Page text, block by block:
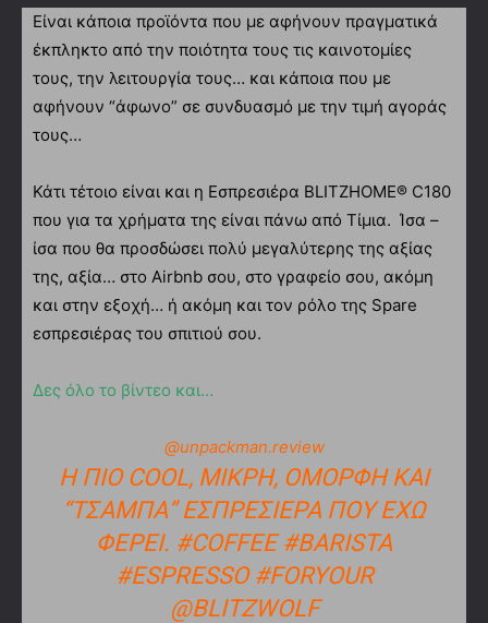
Είναι κάποια προϊόντα που με αφήνουν πραγματικά
έκπληκτο από την ποιότητα τους τις καινοτομίες
τους, την λειτουργία τους… και κάποια που με
αφήνουν “άφωνο” σε συνδυασμό με την τιμή αγοράς
τους…
Κάτι τέτοιο είναι και η Εσπρεσιέρα BLITZHOME® C180
που για τα χρήματα της είναι πάνω από Τίμια. Ίσα –
ίσα που θα προσδώσει πολύ μεγαλύτερης της αξίας
της, αξία… στο Airbnb σου, στο γραφείο σου, ακόμη
και στην εξοχή… ή ακόμη και τον ρόλο της Spare
εσπρεσιέρας του σπιτιού σου.
Δες όλο το βίντεο και…
@unpackman.review
Η ΠΙΟ COOL, ΜΙΚΡΉ, ΌΜΟΡΦΗ ΚΑΙ
“ΤΣΑΜΠΑ” ΕΣΠΡΕΣΙΈΡΑ ΠΟΥ ΈΧΩ
ΦΈΡΕΙ. #COFFEE #BARISTA
#ESPRESSO #FORYOUR
@BLITZWOLF